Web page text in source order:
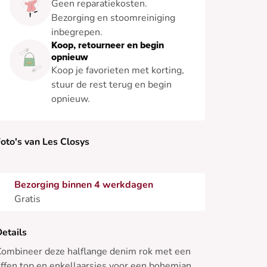
Geen reparatiekosten.
Bezorging en stoomreiniging
inbegrepen.
Koop, retourneer en begin
opnieuw
Koop je favorieten met korting,
stuur de rest terug en begin
opnieuw.
van Les Closys
Bezorging binnen 4 werkdagen
Gratis
deze halflange denim rok met een